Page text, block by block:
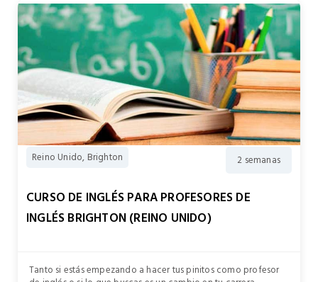
Reino Unido, Brighton 2 semanas
CURSO DE INGLÉS PARA PROFESORES DE
INGLÉS BRIGHTON (REINO UNIDO)
Tanto si estás empezando a hacer tus pinitos como profesor